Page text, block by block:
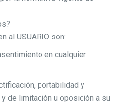
al USUARIO son:
en cualquier
portabilidad y
de limitación u oposición a su